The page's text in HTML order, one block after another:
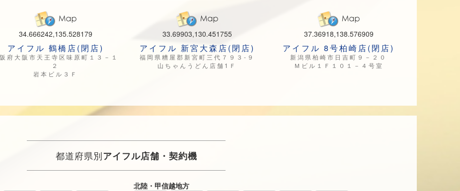
34.666242,135.528179
アイフル 鶴橋店(閉店)
府大阪市天王寺区味原町１３－１
２
岩本ビル３Ｆ
33.69903,130.451755
アイフル 新宮大森店(閉店)
福岡県糟屋郡新宮町三代７９３-９
山ちゃんうどん店舗1Ｆ
37.36918,138.576909
アイフル 8号柏崎店(閉店)
新潟県柏崎市日吉町９－２０
Ｍビル１Ｆ１０１－４号室
都道府県別アイフル店舗・契約機
北陸・甲信越地方